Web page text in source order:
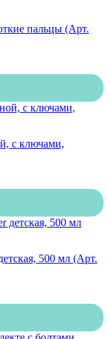
пальцы (Арт.
с ключами,
500 мл (Арт.